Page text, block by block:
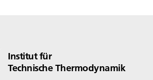
Institut für
Technische Thermodynamik